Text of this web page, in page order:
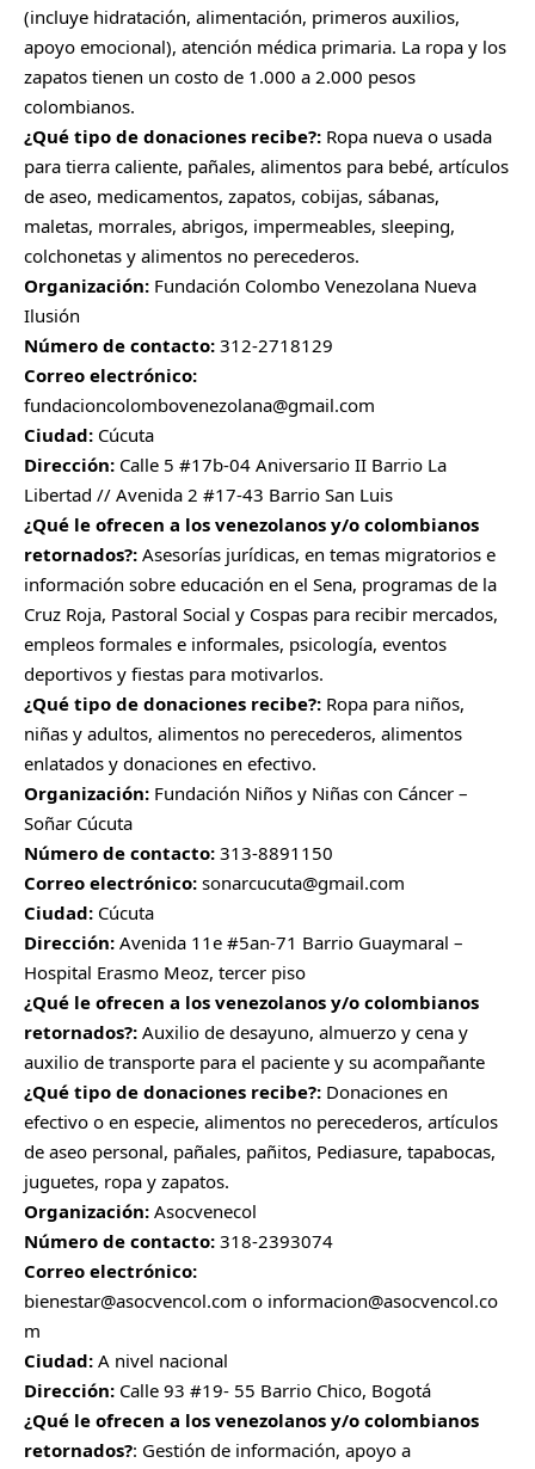
(incluye hidratación, alimentación, primeros auxilios,
apoyo emocional), atención médica primaria. La ropa y los
zapatos tienen un costo de 1.000 a 2.000 pesos
colombianos.
¿Qué tipo de donaciones recibe?: Ropa nueva o usada
para tierra caliente, pañales, alimentos para bebé, artículos
de aseo, medicamentos, zapatos, cobijas, sábanas,
maletas, morrales, abrigos, impermeables, sleeping,
colchonetas y alimentos no perecederos.
Organización: Fundación Colombo Venezolana Nueva
Ilusión
Número de contacto: 312-2718129
Correo electrónico:
fundacioncolombovenezolana@gmail.com
Ciudad: Cúcuta
Dirección: Calle 5 #17b-04 Aniversario II Barrio La
Libertad // Avenida 2 #17-43 Barrio San Luis
¿Qué le ofrecen a los venezolanos y/o colombianos
retornados?: Asesorías jurídicas, en temas migratorios e
información sobre educación en el Sena, programas de la
Cruz Roja, Pastoral Social y Cospas para recibir mercados,
empleos formales e informales, psicología, eventos
deportivos y fiestas para motivarlos.
¿Qué tipo de donaciones recibe?: Ropa para niños,
niñas y adultos, alimentos no perecederos, alimentos
enlatados y donaciones en efectivo.
Organización: Fundación Niños y Niñas con Cáncer –
Soñar Cúcuta
Número de contacto: 313-8891150
Correo electrónico: sonarcucuta@gmail.com
Ciudad: Cúcuta
Dirección: Avenida 11e #5an-71 Barrio Guaymaral –
Hospital Erasmo Meoz, tercer piso
¿Qué le ofrecen a los venezolanos y/o colombianos
retornados?: Auxilio de desayuno, almuerzo y cena y
auxilio de transporte para el paciente y su acompañante
¿Qué tipo de donaciones recibe?: Donaciones en
efectivo o en especie, alimentos no perecederos, artículos
de aseo personal, pañales, pañitos, Pediasure, tapabocas,
juguetes, ropa y zapatos.
Organización: Asocvenecol
Número de contacto: 318-2393074
Correo electrónico:
bienestar@asocvencol.com o informacion@asocvencol.co
m
Ciudad: A nivel nacional
Dirección: Calle 93 #19- 55 Barrio Chico, Bogotá
¿Qué le ofrecen a los venezolanos y/o colombianos
retornados?: Gestión de información, apoyo a